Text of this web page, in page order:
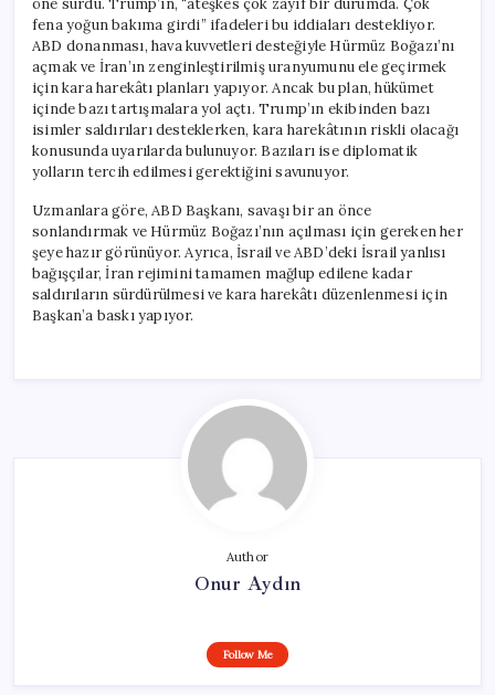
fena yoğun bakıma girdi” ifadeleri bu iddiaları destekliyor.
ABD donanması, hava kuvvetleri desteğiyle Hürmüz Boğazı’nı
açmak ve İran’ın zenginleştirilmiş uranyumunu ele geçirmek
için kara harekâtı planları yapıyor. Ancak bu plan, hükümet
içinde bazı tartışmalara yol açtı. Trump’ın ekibinden bazı
isimler saldırıları desteklerken, kara harekâtının riskli olacağı
konusunda uyarılarda bulunuyor. Bazıları ise diplomatik
yolların tercih edilmesi gerektiğini savunuyor.
Uzmanlara göre, ABD Başkanı, savaşı bir an önce
sonlandırmak ve Hürmüz Boğazı’nın açılması için gereken her
şeye hazır görünüyor. Ayrıca, İsrail ve ABD’deki İsrail yanlısı
bağışçılar, İran rejimini tamamen mağlup edilene kadar
saldırıların sürdürülmesi ve kara harekâtı düzenlenmesi için
Başkan’a baskı yapıyor.
Author
Onur Aydın
Follow Me